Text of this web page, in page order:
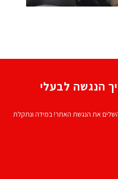
הנגשה לבעלי
את הנגשת האתר! במידה ונתקלת